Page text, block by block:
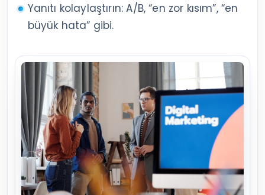
Yanıtı kolaylaştırın: A/B, “en zor kısım”, “en
büyük hata” gibi.